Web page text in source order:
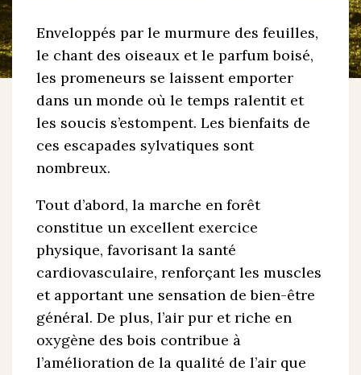
Enveloppés par le murmure des feuilles,
le chant des oiseaux et le parfum boisé,
les promeneurs se laissent emporter
dans un monde où le temps ralentit et
les soucis s’estompent. Les bienfaits de
ces escapades sylvatiques sont
nombreux.
Tout d’abord, la marche en forêt
constitue un excellent exercice
physique, favorisant la santé
cardiovasculaire, renforçant les muscles
et apportant une sensation de bien-être
général. De plus, l’air pur et riche en
oxygène des bois contribue à
l’amélioration de la qualité de l’air que